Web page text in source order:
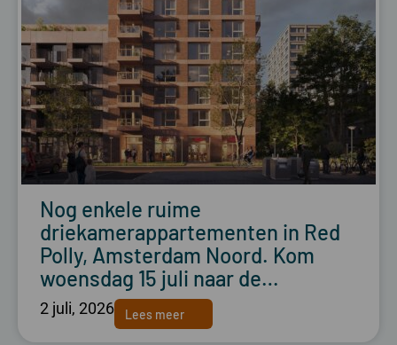
Nog enkele ruime
driekamerappartementen in Red
Polly, Amsterdam Noord. Kom
woensdag 15 juli naar de…
2 juli, 2026 Lees meer